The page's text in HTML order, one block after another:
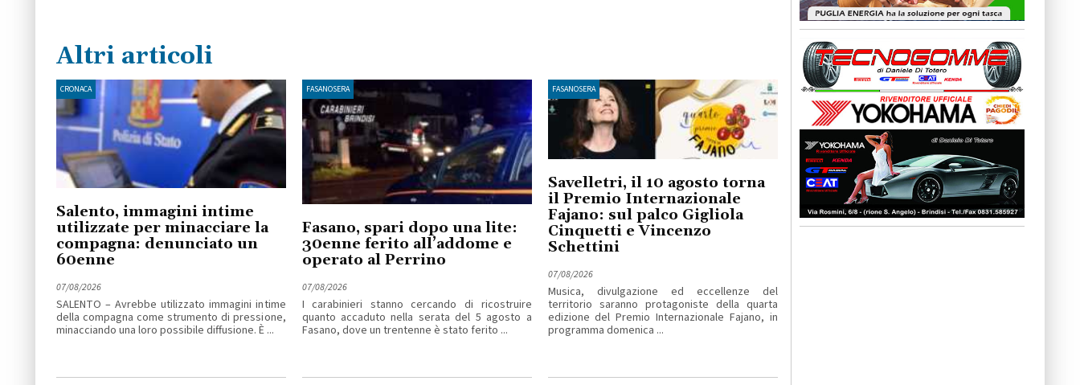
Altri articoli
CRONACA
Salento, immagini intime
utilizzate per minacciare la
compagna: denunciato un
60enne
07/08/2026
SALENTO – Avrebbe utilizzato immagini intime
della compagna come strumento di pressione,
minacciando una loro possibile diffusione. È ...
FASANOSERA
Fasano, spari dopo una lite:
30enne ferito all’addome e
operato al Perrino
07/08/2026
I carabinieri stanno cercando di ricostruire
quanto accaduto nella serata del 5 agosto a
Fasano, dove un trentenne è stato ferito ...
FASANOSERA
Savelletri, il 10 agosto torna
il Premio Internazionale
Fajano: sul palco Gigliola
Cinquetti e Vincenzo
Schettini
07/08/2026
Musica, divulgazione ed eccellenze del
territorio saranno protagoniste della quarta
edizione del Premio Internazionale Fajano, in
programma domenica ...